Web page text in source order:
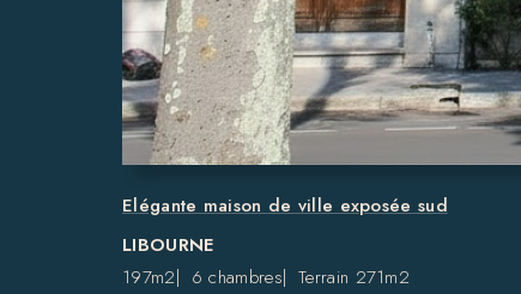
Elégante maison de ville exposée sud
LIBOURNE
197m2
6 chambres
Terrain 271m2